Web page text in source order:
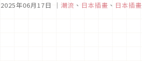
2025年06月17日 ｜ 潮流 、 日本插畫 、 日本插